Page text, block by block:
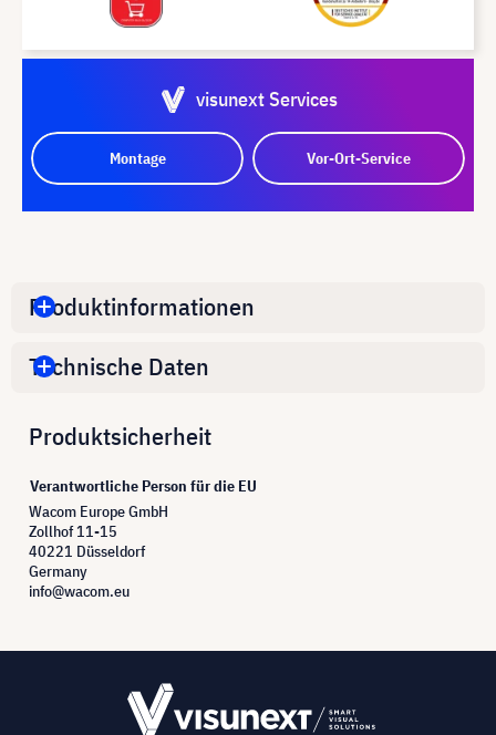
visunext Services
Montage Vor-Ort-Service
Produktinformationen
Technische Daten
Produktsicherheit
Verantwortliche Person für die EU
Wacom Europe GmbH
Zollhof 11-15
40221 Düsseldorf
Germany
info@wacom.eu